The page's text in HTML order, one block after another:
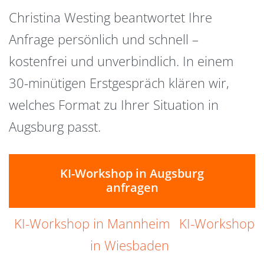
Christina Westing beantwortet Ihre
Anfrage persönlich und schnell –
kostenfrei und unverbindlich. In einem
30-minütigen Erstgespräch klären wir,
welches Format zu Ihrer Situation in
Augsburg passt.
KI-Workshop in Augsburg
anfragen
KI-Workshop in Mannheim
KI-Workshop
in Wiesbaden